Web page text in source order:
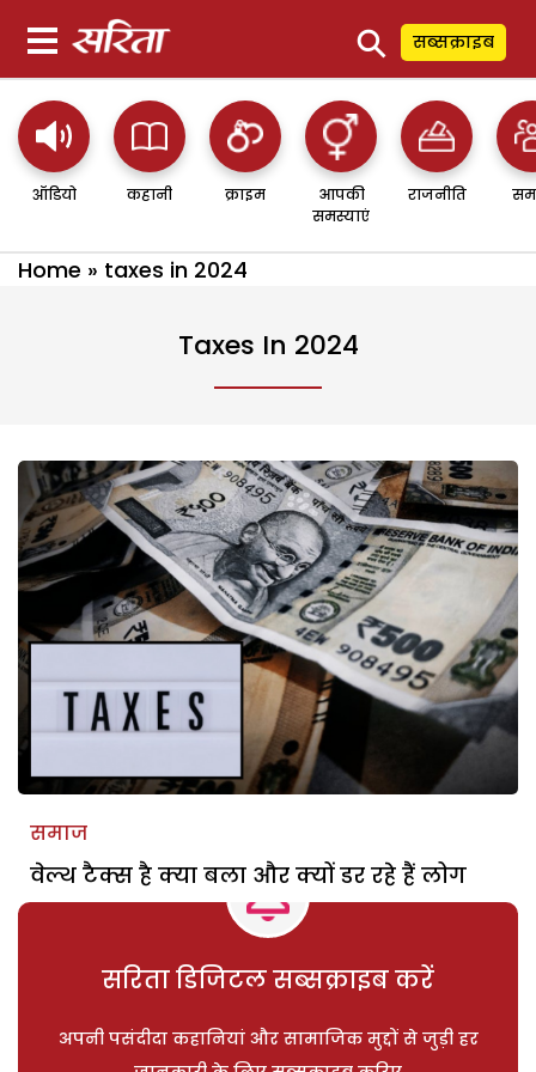
⚲ सब्सक्राइब
ऑडियो कहानी क्राइम
आपकी
समस्याएं
राजनीति
Home » taxes in 2024
Taxes In 2024
समाज
वेल्थ टैक्स है क्या बला और क्यों डर रहे हैं लोग
सरिता डिजिटल सब्सक्राइब करें
अपनी पसंदीदा कहानियां और सामाजिक मुद्दों से जुड़ी हर